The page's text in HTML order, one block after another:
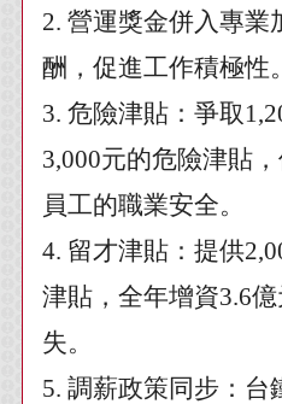
2.營運獎金併入專業
酬，促進工作積極性。
3.危險津貼：爭取
3,000元的危險津貼
員工的職業安全。
4. 留才津貼：提供
津貼，全年增資3.6
失。
5.調薪政策同步：台